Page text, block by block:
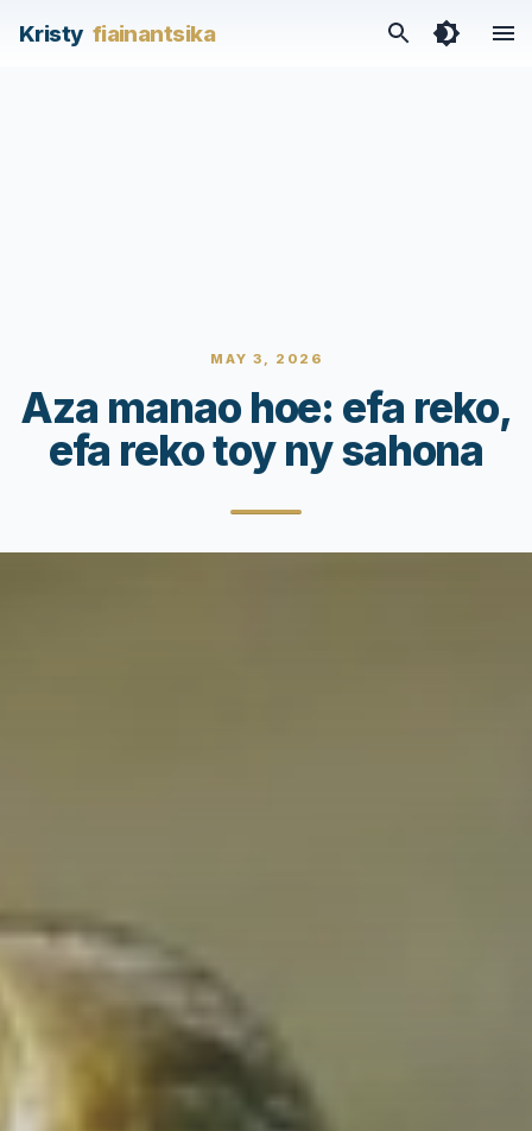
Kristy fiainantsika
MAY 3, 2026
Aza manao hoe: efa reko,
efa reko toy ny sahona